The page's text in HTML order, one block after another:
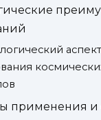
аспект
применения и